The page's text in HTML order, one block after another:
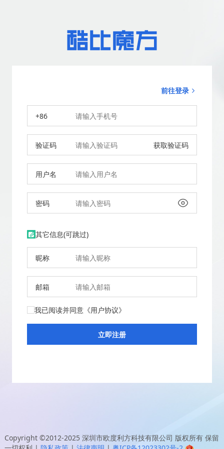
前往登录
+86
验证码 获取验证码
用户名
密码
其它信息(可跳过)
昵称
邮箱
我已阅读并同意 《用户协议》
Copyright ©2012-2025 深圳市欧度利方科技有限公司 版权所有 保留